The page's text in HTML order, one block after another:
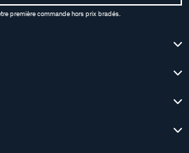
première commande hors prix bradés.